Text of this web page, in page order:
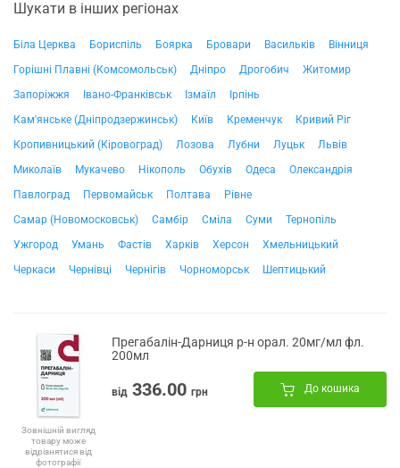
Шукати в інших регіонах
Біла Церква Бориспіль Боярка Бровари Васильків
Вінниця
Горішні Плавні (Комсомольськ)
Дніпро Дрогобич
Житомир
Запоріжжя
Івано-Франківськ Ізмаїл
Ірпінь
Кам'янське (Дніпродзержинськ)
Київ Кременчук
Кривий Ріг
Кропивницький (Кіровоград)
Лозова Лубни Луцьк
Львів
Миколаїв
Мукачево Нікополь Обухів Одеса
Олександрія
Павлоград
Первомайськ Полтава
Рівне
Самар (Новомосковськ)
Самбір Сміла Суми
Тернопіль
Ужгород
Умань Фастів Харків Херсон
Хмельницький
Черкаси
Чернівці Чернігів Чорноморськ Шептицький
Зовнішній вигляд
товару може
відрізнятися від
фотографії
Прегабалін-Дарниця р-н орал. 20мг/мл фл.
200мл
від 336.00 грн До кошика